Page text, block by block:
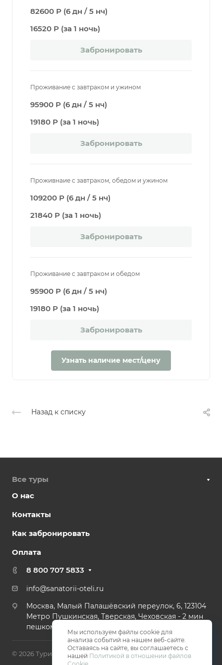
82600 Р (6 дн / 5 нч)
16520 Р (за 1 ночь)
Забронировать
Проживание с завтраком и ужином
95900 Р (6 дн / 5 нч)
19180 Р (за 1 ночь)
Забронировать
Проживнаие с завтраком, обедом и ужином
109200 Р (6 дн / 5 нч)
21840 Р (за 1 ночь)
Забронировать
Проживание с завтраком и обедом
95900 Р (6 дн / 5 нч)
19180 Р (за 1 ночь)
Забронировать
Узнать наличие мест/цену
Назад к списку
Все туры
О нас
Контакты
Как забронировать
Оплата
8 800 707 5833
info@sanatorii-oteli.ru
Москва, Малый Палашёвский переулок, 6, 123104
Метро Пушкинская, Тверская, Чеховская - 2 мин
пешком.
© 2026 Туристическая компания Санатории и Отели
Мы используем файлы cookie для
анализа событий на нашем веб-сайте.
Оставаясь на сайте, вы соглашаетесь с
нашей Политикой в отношении файлов